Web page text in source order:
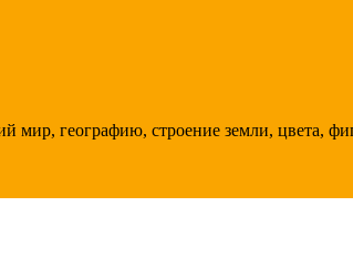
географию, строение земли, цвета,